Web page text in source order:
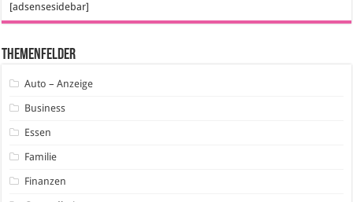
[adsensesidebar]
Themenfelder
Auto – Anzeige
Business
Essen
Familie
Finanzen